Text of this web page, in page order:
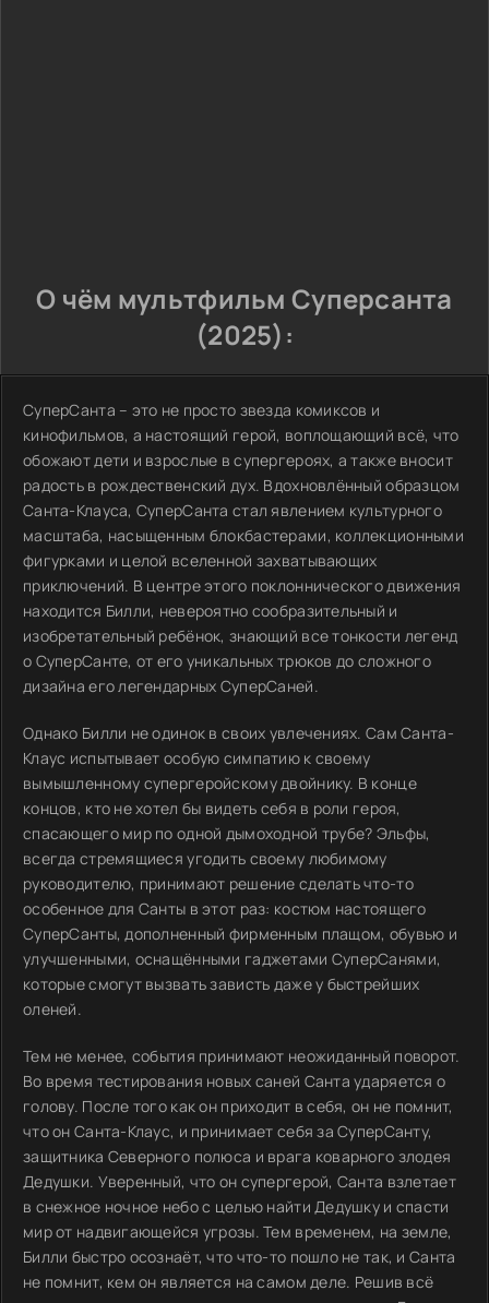
О чём мультфильм Суперсанта
(2025):
СуперСанта – это не просто звезда комиксов и
кинофильмов, а настоящий герой, воплощающий всё, что
обожают дети и взрослые в супергероях, а также вносит
радость в рождественский дух. Вдохновлённый образцом
Санта-Клауса, СуперСанта стал явлением культурного
масштаба, насыщенным блокбастерами, коллекционными
фигурками и целой вселенной захватывающих
приключений. В центре этого поклоннического движения
находится Билли, невероятно сообразительный и
изобретательный ребёнок, знающий все тонкости легенд
о СуперСанте, от его уникальных трюков до сложного
дизайна его легендарных СуперСаней.
Однако Билли не одинок в своих увлечениях. Сам Санта-
Клаус испытывает особую симпатию к своему
вымышленному супергеройскому двойнику. В конце
концов, кто не хотел бы видеть себя в роли героя,
спасающего мир по одной дымоходной трубе? Эльфы,
всегда стремящиеся угодить своему любимому
руководителю, принимают решение сделать что-то
особенное для Санты в этот раз: костюм настоящего
СуперСанты, дополненный фирменным плащом, обувью и
улучшенными, оснащёнными гаджетами СуперСанями,
которые смогут вызвать зависть даже у быстрейших
оленей.
Тем не менее, события принимают неожиданный поворот.
Во время тестирования новых саней Санта ударяется о
голову. После того как он приходит в себя, он не помнит,
что он Санта-Клаус, и принимает себя за СуперСанту,
защитника Северного полюса и врага коварного злодея
Дедушки. Уверенный, что он супергерой, Санта взлетает
в снежное ночное небо с целью найти Дедушку и спасти
мир от надвигающейся угрозы. Тем временем, на земле,
Билли быстро осознаёт, что что-то пошло не так, и Санта
не помнит, кем он является на самом деле. Решив всё